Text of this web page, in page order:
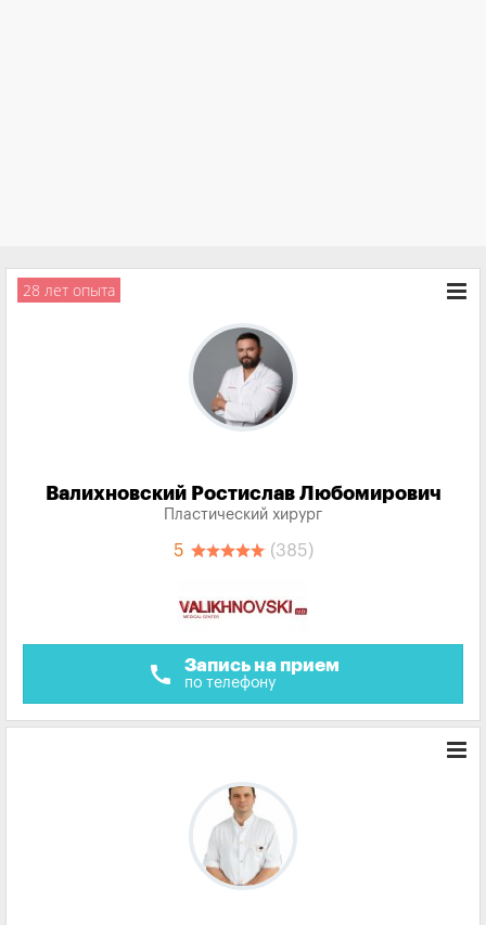
28 лет опыта
Валихновский Ростислав Любомирович
Пластический хирург
5 (385)
call Запись на прием
по телефону